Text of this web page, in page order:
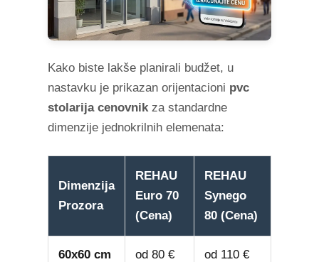
Kako biste lakše planirali budžet, u
nastavku je prikazan orijentacioni pvc
stolarija cenovnik za standardne
dimenzije jednokrilnih elemenata:
Dimenzija
Prozora
REHAU
Euro 70
(Cena)
REHAU
Synego
80 (Cena)
60x60 cm od 80 € od 110 €